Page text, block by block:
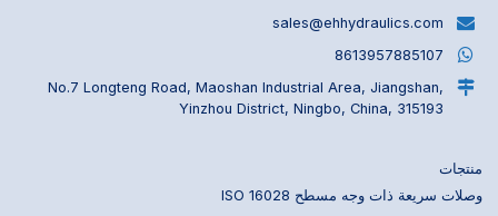
sales@ehhydraulics.com
8613957885107
No.7 Longteng Road, Maoshan Industrial Area, Jiangshan,
Yinzhou District, Ningbo, China, 315193
منتجات
وصلات سريعة ذات وجه مسطح ISO 16028